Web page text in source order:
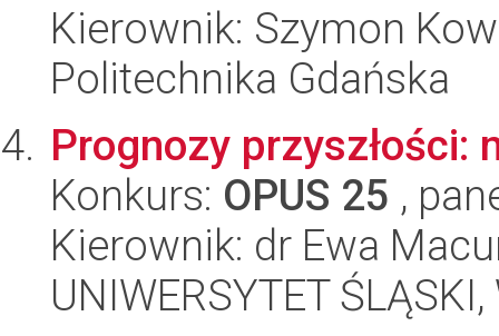
Kierownik: Szymon
Politechnika Gdańska
Prognozy przyszłości:
Konkurs: OPUS 25 ,
Kierownik: dr Ewa
UNIWERSYTET